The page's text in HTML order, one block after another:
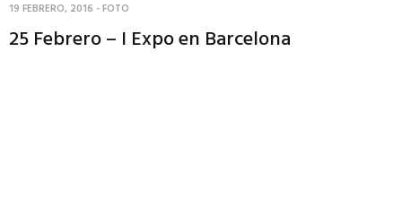
19 FEBRERO, 2016 -FOTO
25 Febrero – I Expo en Barcelona